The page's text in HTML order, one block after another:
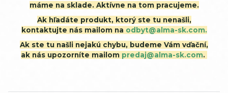
máme na sklade. Aktívne na tom pracujeme.
Ak hľadáte produkt, ktorý ste tu nenašli,
kontaktujte nás mailom na odbyt@alma-sk.com.
Ak ste tu našli nejakú chybu, budeme Vám vďační,
ak nás upozorníte mailom predaj@alma-sk.com.